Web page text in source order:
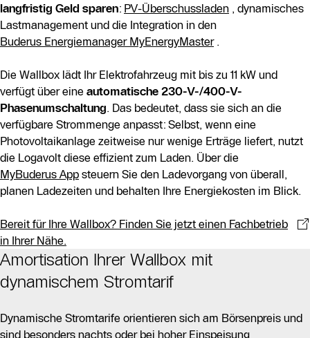
langfristig Geld sparen: PV-Überschussladen , dynamisches
Lastmanagement und die Integration in den
Buderus Energiemanager MyEnergyMaster.
Die Wallbox lädt Ihr Elektrofahrzeug mit bis zu 11 kW und
verfügt über eine automatische 230-V-/400-V-
Phasenumschaltung. Das bedeutet, dass sie sich an die
verfügbare Strommenge anpasst: Selbst, wenn eine
Photovoltaikanlage zeitweise nur wenige Erträge liefert, nutzt
die Logavolt diese effizient zum Laden. Über die
MyBuderus App steuern Sie den Ladevorgang von überall,
planen Ladezeiten und behalten Ihre Energiekosten im Blick.
Bereit für Ihre Wallbox? Finden Sie jetzt einen Fachbetrieb
in Ihrer Nähe.
Amortisation Ihrer Wallbox mit
dynamischem Stromtarif
Dynamische Stromtarife orientieren sich am Börsenpreis und
sind besonders nachts oder bei hoher Einspeisung